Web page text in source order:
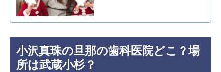
小沢真珠の旦那の歯科医院どこ？場
所は武蔵小杉？